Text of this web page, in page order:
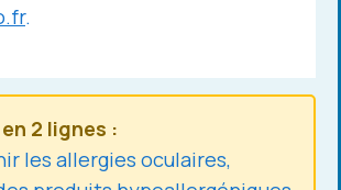
.
2 lignes :
les allergies oculaires,